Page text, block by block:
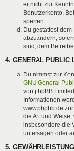
er nicht zur
Benutzerkonto,
sperren.
Du gestattest
abzuändern,
sind, dem
4. GENERAL PUBLIC
Du nimmst zur
GNU General
von phpBB
Informationen
www.phpbb.de
die Art und
insbesondere die
untersagen oder
5. GEWÄHRLEISTUNG